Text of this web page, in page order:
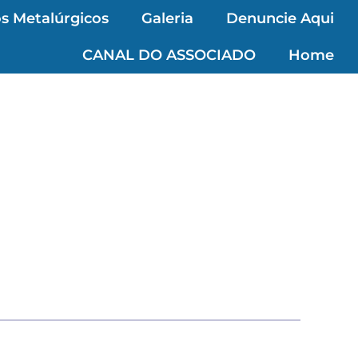
Metalúrgicos Galeria Denuncie Aqui
CANAL DO ASSOCIADO Home